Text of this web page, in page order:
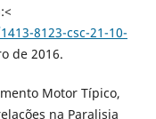
8123-csc-21-10-
de 2016.
Motor Típico,
na Paralisia